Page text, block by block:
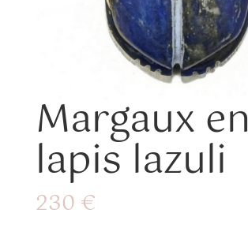
Margaux en
lapis lazuli
230 €